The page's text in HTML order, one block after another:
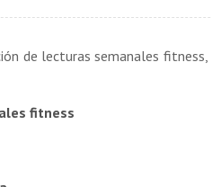
de lecturas semanales
fitness